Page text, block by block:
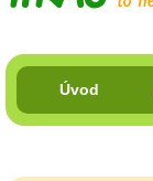
Úvod